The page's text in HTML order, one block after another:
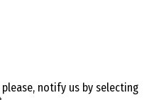
notify us by selecting